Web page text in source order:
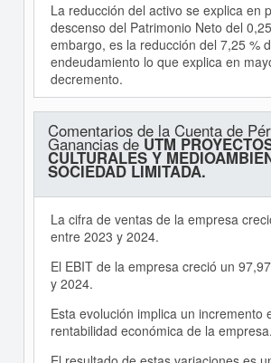
La reducción del activo se explica en
descenso del Patrimonio Neto del
embargo, es la reducción del 7,25 %
endeudamiento lo que explica en
decremento.
Comentarios de la Cuenta de
Ganancias deUTM
CULTURALES Y
SOCIEDAD LIMITADA.
La cifra de ventas de la empresa
entre 2023 y 2024.
El EBIT de la empresa creció un
y 2024.
Esta evolución implica un incremento
rentabilidad económica de la empresa.